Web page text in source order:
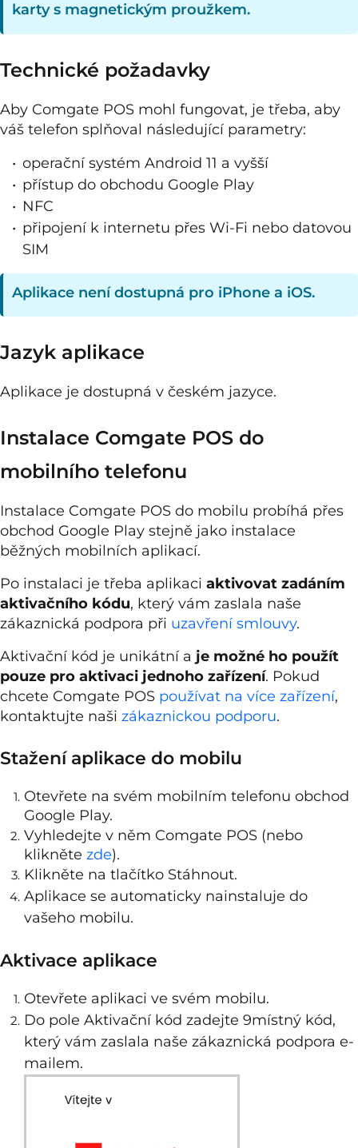
karty s magnetickým proužkem.
Technické požadavky
Aby Comgate POS mohl fungovat, je třeba, aby
váš telefon splňoval následující parametry:
operační systém Android 11 a vyšší
přístup do obchodu Google Play
NFC
připojení k internetu přes Wi-Fi nebo datovou
SIM
Aplikace není dostupná pro iPhone a iOS.
Jazyk aplikace
Aplikace je dostupná v českém jazyce.
Instalace Comgate POS do
mobilního telefonu
Instalace Comgate POS do mobilu probíhá přes
obchod Google Play stejně jako instalace
běžných mobilních aplikací.
Po instalaci je třeba aplikaci aktivovat zadáním
aktivačního kódu, který vám zaslala naše
zákaznická podpora při uzavření smlouvy.
Aktivační kód je unikátní a je možné ho použít
pouze pro aktivaci jednoho zařízení. Pokud
chcete Comgate POS používat na více zařízení,
kontaktujte naši zákaznickou podporu.
Stažení aplikace do mobilu
Otevřete na svém mobilním telefonu obchod
Google Play.
Vyhledejte v něm Comgate POS (nebo
klikněte zde).
Klikněte na tlačítko Stáhnout.
Aplikace se automaticky nainstaluje do
vašeho mobilu.
Aktivace aplikace
Otevřete aplikaci ve svém mobilu.
Do pole Aktivační kód zadejte 9místný kód,
který vám zaslala naše zákaznická podpora e-
mailem.